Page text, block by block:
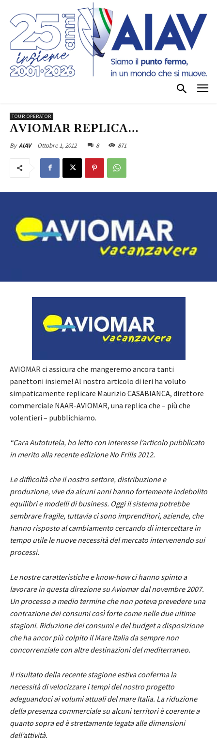
TOUR OPERATOR
AVIOMAR REPLICA…
By AIAV Ottobre 1, 2012 8 871
AVIOMAR ci assicura che mangeremo ancora tanti
panettoni insieme! Al nostro articolo di ieri ha voluto
simpaticamente replicare Maurizio CASABIANCA, direttore
commerciale NAAR-AVIOMAR, una replica che – più che
volentieri – pubblichiamo.
“Cara Autotutela, ho letto con interesse l’articolo pubblicato
in merito alla recente edizione No Frills 2012.
Le difficoltà che il nostro settore, distribuzione e
produzione, vive da alcuni anni hanno fortemente indebolito
equilibri e modelli di business. Oggi il sistema potrebbe
sembrare fragile, tuttavia ci sono imprenditori, aziende, che
hanno risposto al cambiamento cercando di intercettare in
tempo utile le nuove necessità del mercato intervenendo sui
processi.
Le nostre caratteristiche e know-how ci hanno spinto a
lavorare in questa direzione su Aviomar dal novembre 2007.
Un processo a medio termine che non poteva prevedere una
contrazione dei consumi così forte come nelle due ultime
stagioni. Riduzione dei consumi e del budget a disposizione
che ha ancor più colpito il Mare Italia da sempre non
concorrenziale con altre destinazioni del mediterraneo.
Il risultato della recente stagione estiva conferma la
necessità di velocizzare i tempi del nostro progetto
adeguandoci ai volumi attuali del mare Italia. La riduzione
della presenza commerciale su alcuni territori è coerente a
quanto sopra ed è strettamente legata alle dimensioni
dell’attività.